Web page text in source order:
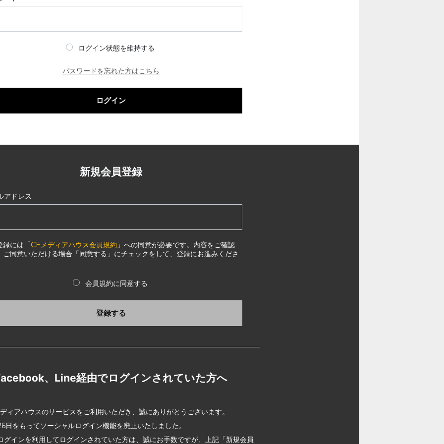
ログイン状態を維持する
パスワードを忘れた方はこちら
ログイン
新規会員登録
アドレス
録には「CEメディアハウス会員規約 」への同意が必要です。内容をご確認
ご同意いただける場合「同意する」にチェックをして、登録にお進みくださ
会員規約に同意する
登録する
、Line経由でログインされていた方へ
ィアハウスのサービスをご利用いただき、誠にありがとうございます。
日をもってソーシャルログイン機能を廃止いたしました。
グインを利用してログインされていた方は、誠にお手数ですが、上記「新規会員